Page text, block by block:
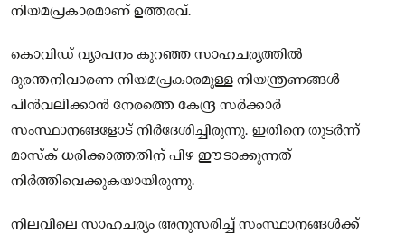
നിയമപ്രകാരമാണ് ഉത്തരവ്.
കൊവിഡ് വ്യാപനം കുറഞ്ഞ സാഹചര്യത്തില്‍
ദുരന്തനിവാരണ നിയമപ്രകാരമുള്ള നിയന്ത്രണങ്ങള്‍
പിന്‍വലിക്കാന്‍ നേരത്തെ കേന്ദ്ര സര്‍ക്കാര്‍
സംസ്ഥാനങ്ങളോട് നിര്‍ദേശിച്ചിരുന്നു. ഇതിനെ തുടര്‍ന്ന്
മാസ്‌ക് ധരിക്കാത്തതിന് പിഴ ഈടാക്കുന്നത്
നിര്‍ത്തിവെക്കുകയായിരുന്നു.
നിലവിലെ സാഹചര്യം അനുസരിച്ച് സംസ്ഥാനങ്ങള്‍ക്ക്